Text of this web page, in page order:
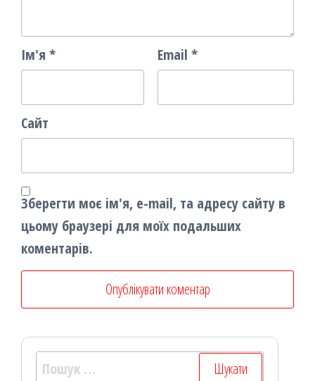
Ім'я * Email *
Сайт
Зберегти моє ім'я, e-mail, та адресу сайту в
цьому браузері для моїх подальших
коментарів.
Пошук: